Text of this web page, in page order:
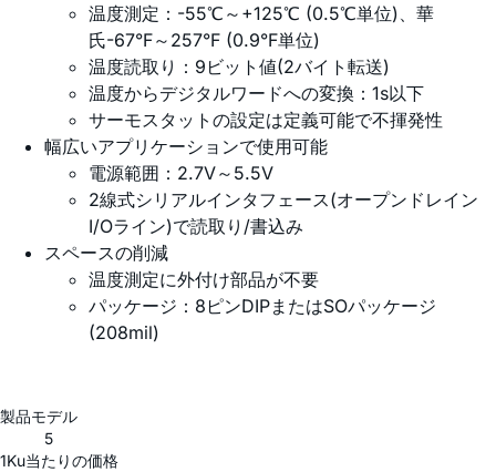
温度測定：-55℃～+125℃ (0.5℃単位)、華
氏-67°F～257°F (0.9°F単位)
温度読取り：9ビット値(2バイト転送)
温度からデジタルワードへの変換：1s以下
サーモスタットの設定は定義可能で不揮発性
幅広いアプリケーションで使用可能
電源範囲：2.7V～5.5V
2線式シリアルインタフェース(オープンドレイン
I/Oライン)で読取り/書込み
スペースの削減
温度測定に外付け部品が不要
パッケージ：8ピンDIPまたはSOパッケージ
(208mil)
製品モデル
5
1Ku当たりの価格